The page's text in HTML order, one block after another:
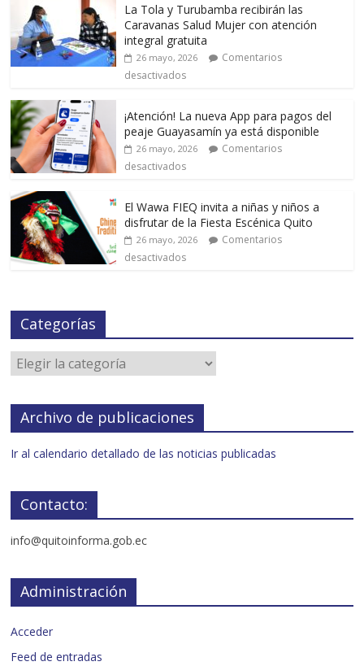
La Tola y Turubamba recibirán las
Caravanas Salud Mujer con atención
integral gratuita
26 mayo, 2026
Comentarios
desactivados
¡Atención! La nueva App para pagos del
peaje Guayasamín ya está disponible
26 mayo, 2026
Comentarios
desactivados
El Wawa FIEQ invita a niñas y niños a
disfrutar de la Fiesta Escénica Quito
26 mayo, 2026
Comentarios
desactivados
Categorías
Archivo de publicaciones
Ir al calendario detallado de las noticias publicadas
Contacto:
info@quitoinforma.gob.ec
Administración
Acceder
Feed de entradas